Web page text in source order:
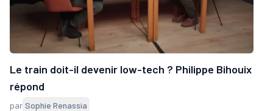
Le train doit-il devenir low-tech ? Philippe Bihouix
répond
par Sophie Renassia